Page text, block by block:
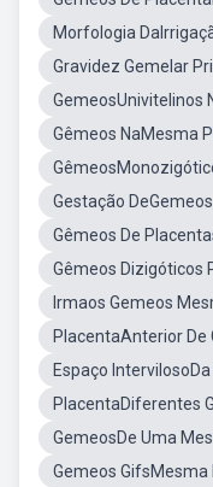
Morfologia
Gravidez Gemelar
GemeosUnivitelinos
Gêmeos NaMesma
Gestação
Gêmeos De
Gêmeos Dizigóticos
Irmaos Gemeos
PlacentaAnterior De
Espaço
PlacentaDiferentes
GemeosDe Uma
Gemeos GifsMesma